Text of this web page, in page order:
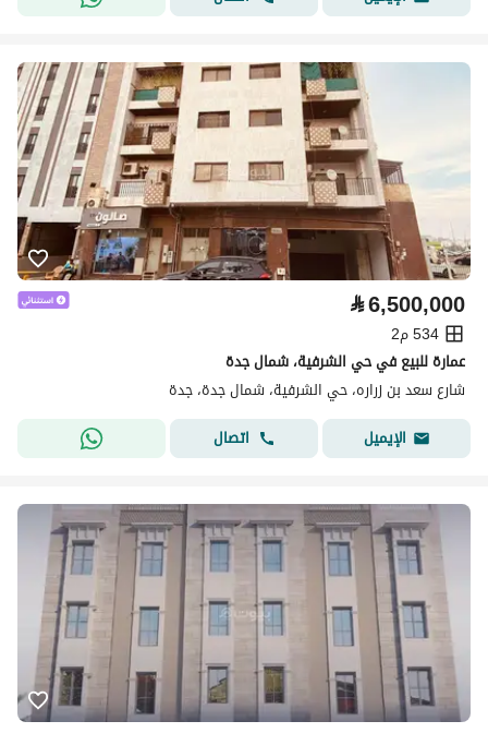
⃁6,500,000
534 م2
عمارة للبيع في حي الشرفية، شمال جدة
شارع سعد بن زراره، حي الشرفية، شمال جدة، جدة
الإيميل
اتصال